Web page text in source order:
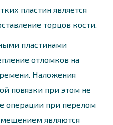
пластин является
торцов кости.
пластинами
отломков на
Наложения
повязки при этом не
операции при перелом
являются